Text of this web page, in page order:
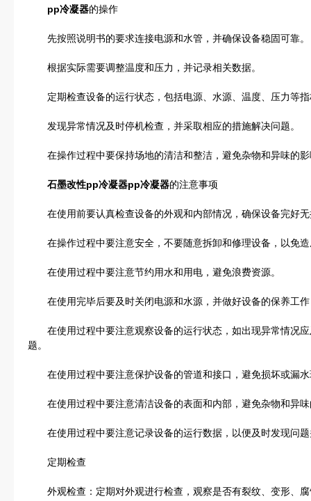
pp冷凝器的操作
先按照说明书的要求连接电源和水管，并确保设备稳固可靠。
根据实际需要调整温度和压力，并记录相关数据。
定期检查设备的运行状态，包括电源、水源、温度、压力等指
发现异常情况及时停机检查，并采取相应的措施解决问题。
在操作过程中要保持场地的清洁和整洁，避免杂物和异味的影
石墨改性pp冷凝器pp冷凝器的注意事项
在使用前要认真检查设备的外观和内部情况，确保设备完好无
在操作过程中要注意安全，不要随意拆卸和修理设备，以免造
在使用过程中要注意节约用水和用电，避免浪费资源。
在使用完毕后要及时关闭电源和水源，并做好设备的保养工作
在使用过程中要注意观察设备的运行状态，如出现异常情况应
题。
在使用过程中要注意保护设备的管道和接口，避免损坏或漏水
在使用过程中要注意清洁设备的表面和内部，避免杂物和异味
在使用过程中要注意记录设备的运行数据，以便及时发现问题
定期检查
外观检查：定期对外观进行检查，观察是否有裂纹、变形、腐